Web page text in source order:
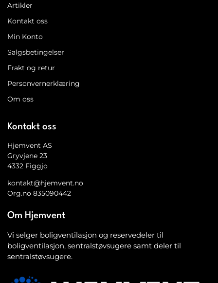
Artikler
Kontakt oss
Min Konto
Salgsbetingelser
Frakt og retur
Personvernerklæring
Om oss
Kontakt oss
Hjemvent AS
Gryvjene 23
4332 Figgjo
kontakt@hjemvent.no
Org.no 835090442
Om Hjemvent
Vi selger boligventilasjon og reservedeler til
boligventilasjon, sentralstøvsugere samt deler til
sentralstøvsugere.